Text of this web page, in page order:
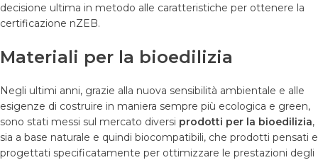
decisione ultima in metodo alle caratteristiche per ottenere la
certificazione nZEB.
Materiali per la bioedilizia
Negli ultimi anni, grazie alla nuova sensibilità ambientale e alle
esigenze di costruire in maniera sempre più ecologica e green,
sono stati messi sul mercato diversi prodotti per la bioedilizia,
sia a base naturale e quindi biocompatibili, che prodotti pensati e
progettati specificatamente per ottimizzare le prestazioni degli